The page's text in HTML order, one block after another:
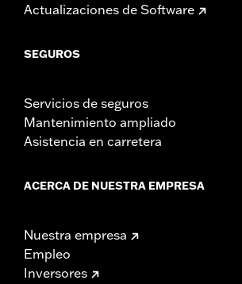
Actualizaciones de Software
SEGUROS
Servicios de seguros
Mantenimiento ampliado
Asistencia en carretera
ACERCA DE NUESTRA EMPRESA
Nuestra empresa
Empleo
Inversores